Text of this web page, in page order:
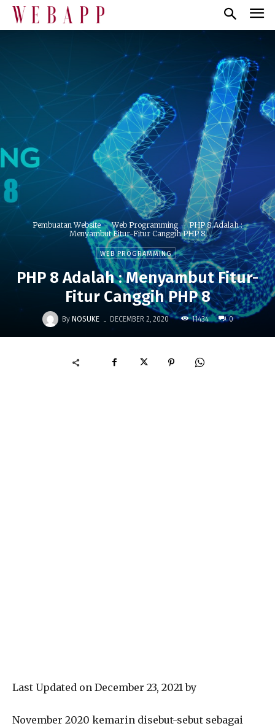
Pembuatan Website Web Programming
PHP 8 Adalah :
Menyambut Fitur-Fitur Canggih PHP 8
WEB PROGRAMMING
PHP 8 Adalah : Menyambut Fitur-
Fitur Canggih PHP 8
By NOSUKE - DECEMBER 2, 2020 11434 0
Last Updated on December 23, 2021 by
November 2020 kemarin disebut-sebut sebagai